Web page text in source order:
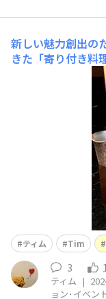
新しい魅力創出の
きた「寄り付き
で働く蔵人たち
ら酒を造り、休
す。釜で炊く白米
旨みを最大に引き
ティム Tim
3
ティム |
ョン･イベン